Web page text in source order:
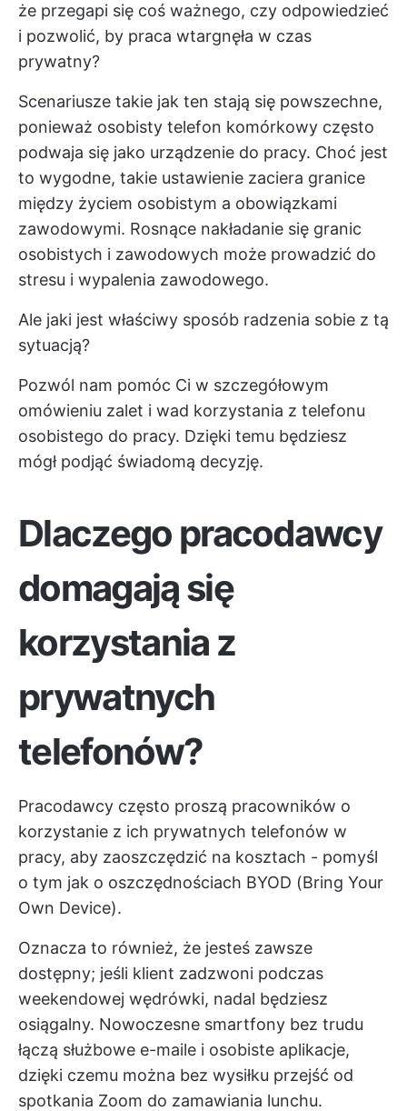
że przegapi się coś ważnego, czy odpowiedzieć
i pozwolić, by praca wtargnęła w czas
prywatny?
Scenariusze takie jak ten stają się powszechne,
ponieważ osobisty telefon komórkowy często
podwaja się jako urządzenie do pracy. Choć jest
to wygodne, takie ustawienie zaciera granice
między życiem osobistym a obowiązkami
zawodowymi. Rosnące nakładanie się granic
osobistych i zawodowych może prowadzić do
stresu i wypalenia zawodowego.
Ale jaki jest właściwy sposób radzenia sobie z tą
sytuacją?
Pozwól nam pomóc Ci w szczegółowym
omówieniu zalet i wad korzystania z telefonu
osobistego do pracy. Dzięki temu będziesz
mógł podjąć świadomą decyzję.
Dlaczego pracodawcy
domagają się
korzystania z
prywatnych
telefonów?
Pracodawcy często proszą pracowników o
korzystanie z ich prywatnych telefonów w
pracy, aby zaoszczędzić na kosztach - pomyśl
o tym jak o oszczędnościach BYOD (Bring Your
Own Device).
Oznacza to również, że jesteś zawsze
dostępny; jeśli klient zadzwoni podczas
weekendowej wędrówki, nadal będziesz
osiągalny. Nowoczesne smartfony bez trudu
łączą służbowe e-maile i osobiste aplikacje,
dzięki czemu można bez wysiłku przejść od
spotkania Zoom do zamawiania lunchu.